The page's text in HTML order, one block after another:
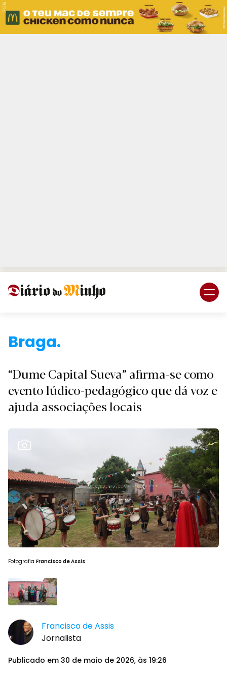
PUB.
Br
“Dume Capital Sueva” afirma-se como
evento lúdico-pedagógico que dá voz e
ajuda associações locais
Fotografia Francisco de Assis
Francisco de Assis
Jornalista
Publicado em 30 de maio de 2026, às 19:26